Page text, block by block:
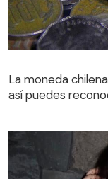
La moneda
así puedes